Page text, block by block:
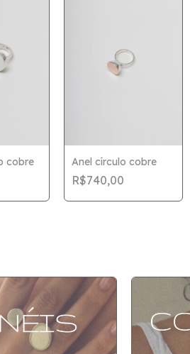
cobre Anel círculo cobre
R$740,00